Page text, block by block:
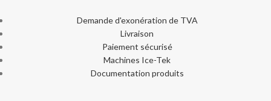
Demande d'exonération de TVA
Livraison
Paiement sécurisé
Machines Ice-Tek
Documentation produits